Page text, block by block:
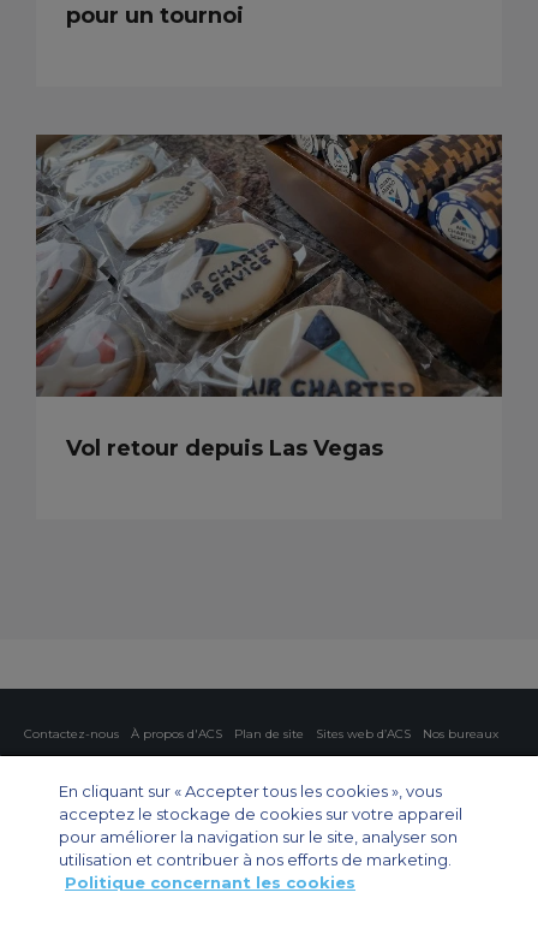
pour un tournoi
Vol retour depuis Las Vegas
Contactez-nous À propos d'ACS Plan de site Sites web d’ACS
Nos bureaux
Paramètres des cookies
Affrètement privé
Affrètement commercial
Affrètement cargo
Guide des avions
Private Charter App
En cliquant sur « Accepter tous les cookies », vous
acceptez le stockage de cookies sur votre appareil
pour améliorer la navigation sur le site, analyser son
utilisation et contribuer à nos efforts de marketing.
Politique concernant les cookies